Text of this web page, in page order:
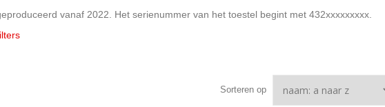
vanaf 2022. Het serienummer van het toestel begint met 432xxxxxxxxx.
Sorteren op